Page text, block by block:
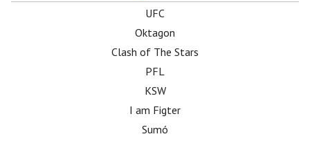
UFC
Oktagon
Clash of The Stars
PFL
KSW
I am Figter
Sumó